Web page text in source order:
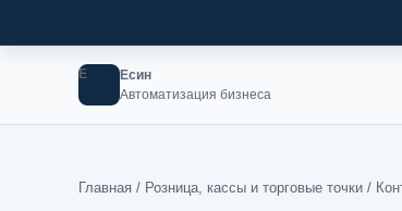
Е
Есин
Автоматизация бизнеса
Главная / Розница, кассы и торговые точки /